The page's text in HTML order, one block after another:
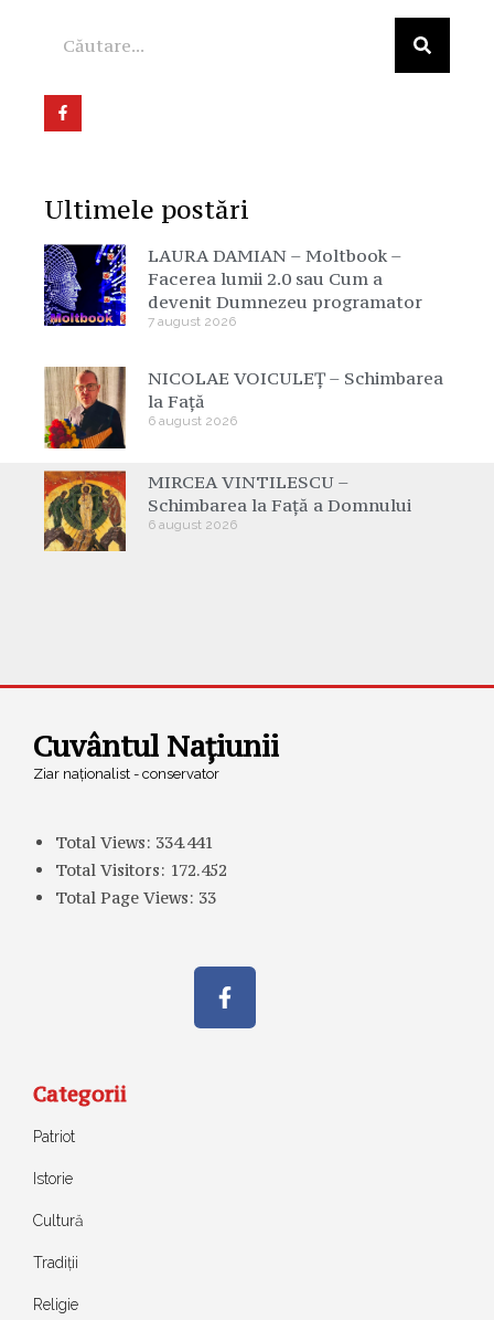
Ultimele postări
LAURA DAMIAN – Moltbook –
Facerea lumii 2.0 sau Cum a
devenit Dumnezeu programator
7 august 2026
NICOLAE VOICULEȚ – Schimbarea
la Față
6 august 2026
MIRCEA VINTILESCU –
Schimbarea la Față a Domnului
6 august 2026
Cuvântul Națiunii
Ziar naționalist - conservator
Total Views: 334.441
Total Visitors: 172.452
Total Page Views: 33
Categorii
Patriot
Istorie
Cultură
Tradiții
Religie